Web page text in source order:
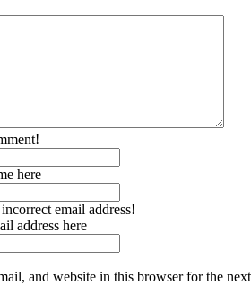
here
email address!
address here
and website in this browser for the